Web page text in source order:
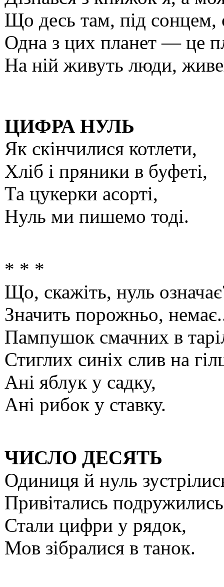
Що десь там, під сонцем,
Одна з цих планет — це
На ній живуть люди,
ЦИФРА НУЛЬ
Як скінчилися котлети,
Хліб і пряники в буфеті,
Та цукерки асорті,
Нуль ми пишемо тоді.
* * *
Що, скажіть, нуль
Значить порожньо,
Пампушок смачних в
Стиглих синіх слив на
Ані яблук у садку,
Ані рибок у ставку.
ЧИСЛО ДЕСЯТЬ
Одиниця й нуль
Привітались
Стали цифри у рядок,
Мов зібралися в танок.